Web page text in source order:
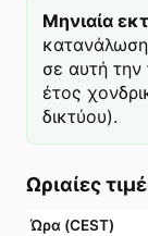
Μηνιαία
σε αυτή
έτος
δικτύου).
Ωριαίες
Ώρα (CEST)